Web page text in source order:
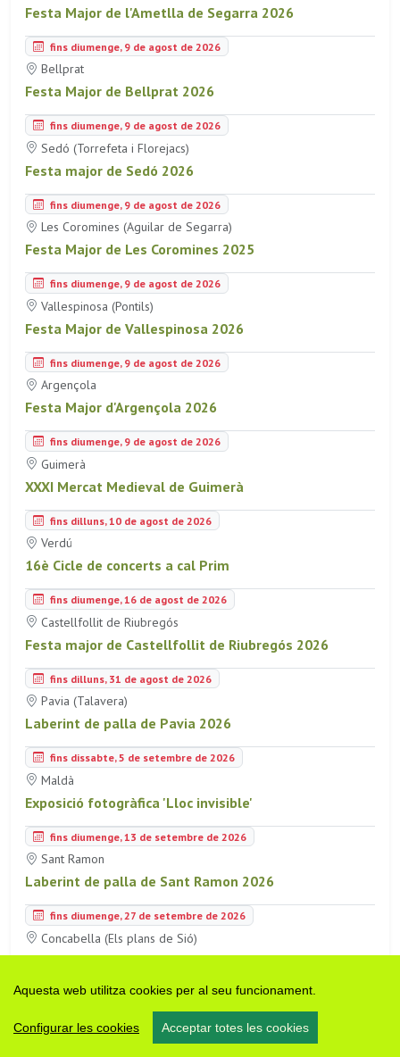
Aquesta web utilitza cookies per al seu funcionament.
Configurar les cookies Acceptar totes les cookies
Festa Major de l'Ametlla de Segarra 2026
fins diumenge, 9 de agost de 2026
Bellprat
Festa Major de Bellprat 2026
fins diumenge, 9 de agost de 2026
Sedó (Torrefeta i Florejacs)
Festa major de Sedó 2026
fins diumenge, 9 de agost de 2026
Les Coromines (Aguilar de Segarra)
Festa Major de Les Coromines 2025
fins diumenge, 9 de agost de 2026
Vallespinosa (Pontils)
Festa Major de Vallespinosa 2026
fins diumenge, 9 de agost de 2026
Argençola
Festa Major d'Argençola 2026
fins diumenge, 9 de agost de 2026
Guimerà
XXXI Mercat Medieval de Guimerà
fins dilluns, 10 de agost de 2026
Verdú
16è Cicle de concerts a cal Prim
fins diumenge, 16 de agost de 2026
Castellfollit de Riubregós
Festa major de Castellfollit de Riubregós 2026
fins dilluns, 31 de agost de 2026
Pavia (Talavera)
Laberint de palla de Pavia 2026
fins dissabte, 5 de setembre de 2026
Maldà
Exposició fotogràfica 'Lloc invisible'
fins diumenge, 13 de setembre de 2026
Sant Ramon
Laberint de palla de Sant Ramon 2026
fins diumenge, 27 de setembre de 2026
Concabella (Els plans de Sió)
Exposició 'Pintar entre psicosi i realitat'
fins dimecres, 30 de setembre de 2026
Vallfogona de Riucorb
Instal·lació 'El Ressò del Poble'